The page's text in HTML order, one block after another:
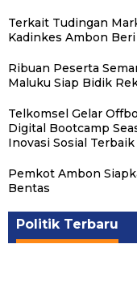
Terkait Tudingan
Kadinkes Ambon
Ribuan Peserta
Maluku Siap Bidik
Telkomsel Gelar
Digital Bootcamp
Inovasi Sosial Terbaik
Pemkot Ambon
Bentas
Politik Terbaru
Michael
Politik | Juni 24, 2026
Putra Maluku
Politik | Juni 24, 2026
Milad ke-24 PKS
Politik | Mei 17, 2026
PKS Targetkan
Politik | Agustus 24, 2025
Gubernur Maluku
Politik | Agustus 24, 2025